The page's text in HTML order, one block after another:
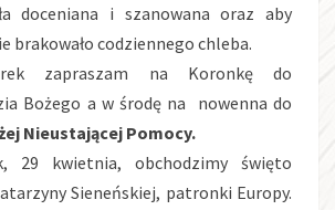
doceniana i szanowana oraz aby
brakowało codziennego chleba.
zapraszam na Koronkę do
Bożego a w środę na nowenna do
Nieustającej Pomocy.
29 kwietnia, obchodzimy święto
Sieneńskiej, patronki Europy.